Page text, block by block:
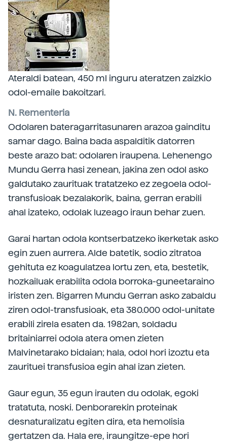
Ateraldi batean, 450 ml inguru ateratzen zaizkio
odol-emaile bakoitzari.
N. Rementeria
Odolaren bateragarritasunaren arazoa gainditu
samar dago. Baina bada aspalditik datorren
beste arazo bat: odolaren iraupena. Lehenengo
Mundu Gerra hasi zenean, jakina zen odol asko
galdutako zaurituak tratatzeko ez zegoela odol-
transfusioak bezalakorik, baina, gerran erabili
ahal izateko, odolak luzeago iraun behar zuen.
Garai hartan odola kontserbatzeko ikerketak asko
egin zuen aurrera. Alde batetik, sodio zitratoa
gehituta ez koagulatzea lortu zen, eta, bestetik,
hozkailuak erabilita odola borroka-guneetaraino
iristen zen. Bigarren Mundu Gerran asko zabaldu
ziren odol-transfusioak, eta 380.000 odol-unitate
erabili zirela esaten da. 1982an, soldadu
britainiarrei odola atera omen zieten
Malvinetarako bidaian; hala, odol hori izoztu eta
zaurituei transfusioa egin ahal izan zieten.
Gaur egun, 35 egun irauten du odolak, egoki
tratatuta, noski. Denborarekin proteinak
desnaturalizatu egiten dira, eta hemolisia
gertatzen da. Hala ere, iraungitze-epe hori